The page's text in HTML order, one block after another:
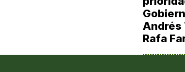
Andrés
Rafa